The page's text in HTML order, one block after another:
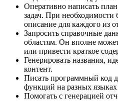
Оперативно написать
задач. При
описание для каждого из
Запросить справочные
областям. Он вполне
или привести краткое
Генерировать названия,
контент.
Писать программный код
функций на разных
Помогать с генерацией